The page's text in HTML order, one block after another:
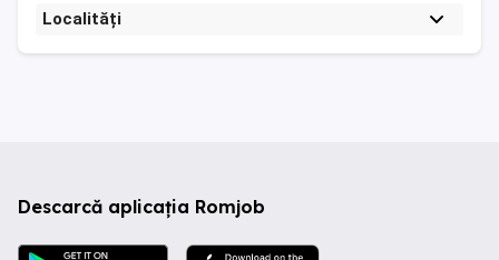
Localități
Descarcă aplicația Romjob